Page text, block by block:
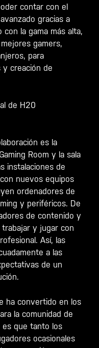
contar con el
gracias a
con la gama más alta,
gamers,
para
y creación de
de H20
es la
Room y la sala
instalaciones de
nuevos equipos
ordenadores de
y periféricos. De
de contenido y
y jugar con
Así, las
a las
de un
ha convertido en los
la comunidad de
es que tanto los
ocasionales